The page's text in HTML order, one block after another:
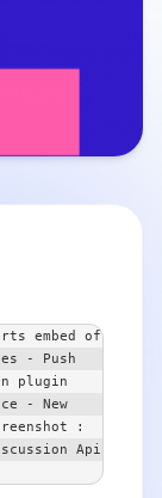
embed of
- Push
plugin
- New
:
Api